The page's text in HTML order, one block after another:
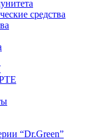
средства
“Dr.Green”